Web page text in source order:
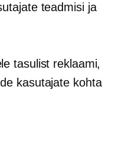
teadmisi ja
tasulist reklaami,
kasutajate kohta